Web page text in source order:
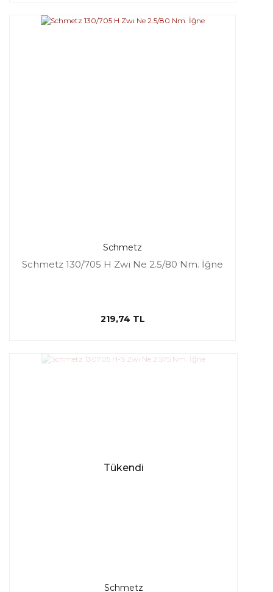
Schmetz
Schmetz 130/705 H Zwı Ne 2.5/80 Nm. İğne
219,74 TL
Tükendi
Schmetz